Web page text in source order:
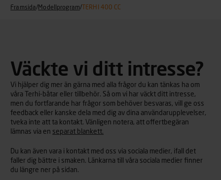
Framsida/Modellprogram/ TERHI 400 CC
Väckte vi ditt intresse?
Vi hjälper dig mer än gärna med alla frågor du kan tänkas ha om
våra Terhi-båtar eller tillbehör. Så om vi har väckt ditt intresse,
men du fortfarande har frågor som behöver besvaras, vill ge oss
feedback eller kanske dela med dig av dina användarupplevelser,
tveka inte att ta kontakt. Vänligen notera, att offertbegäran
lämnas via en separat blankett.
Du kan även vara i kontakt med oss via sociala medier, ifall det
faller dig bättre i smaken. Länkarna till våra sociala medier finner
du längre ner på sidan.